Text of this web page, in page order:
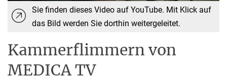
Sie finden dieses Video auf YouTube. Mit Klick auf
das Bild werden Sie dorthin weitergeleitet.
Kammerflimmern von
MEDICA TV